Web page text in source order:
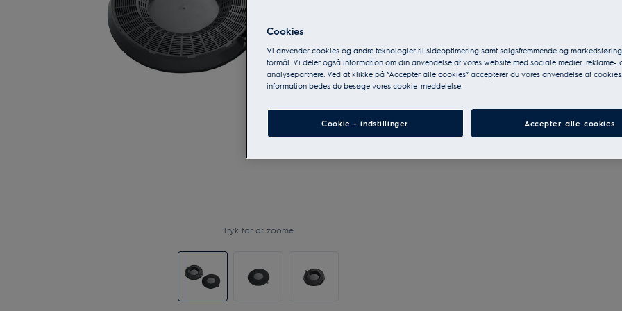
Tryk for at zoome
Cookies
Vi anvender cookies og andre teknologier til sideoptimering samt salgsfremmende og
formål. Vi deler også information om din anvendelse af vores website med sociale medier, reklame-
analysepartnere. Ved at klikke på “Accepter alle cookies” accepterer du vores anvendelse af
information bedes du besøge vores cookie-meddelelse.
Cookie - indstillinger Accepter alle cookies